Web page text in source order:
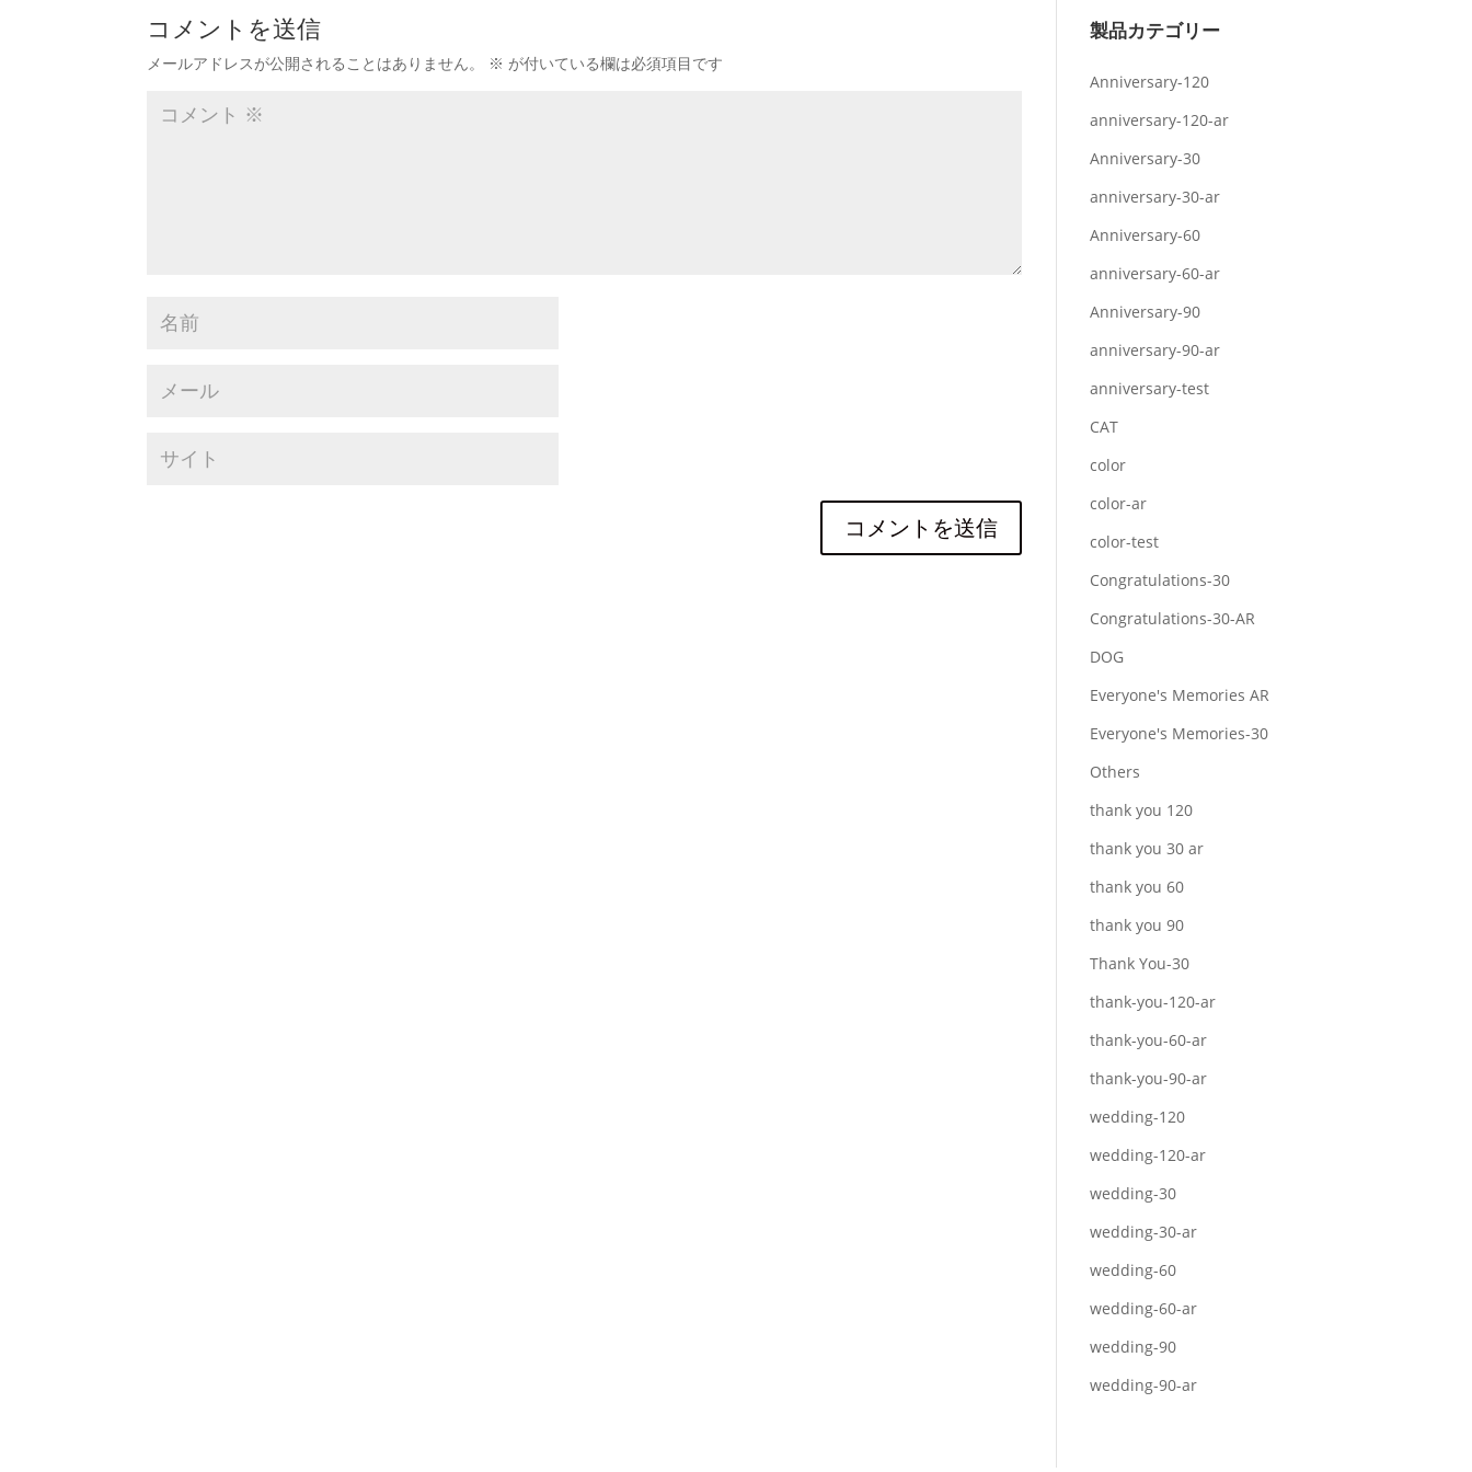
コメントを送信
メールアドレスが公開されることはありません。 ※ が付いている欄は必須項目です
製品カテゴリー
Anniversary-120
anniversary-120-ar
Anniversary-30
anniversary-30-ar
Anniversary-60
anniversary-60-ar
Anniversary-90
anniversary-90-ar
anniversary-test
CAT
color
color-ar
color-test
Congratulations-30
Congratulations-30-AR
DOG
Everyone's Memories AR
Everyone's Memories-30
Others
thank you 120
thank you 30 ar
thank you 60
thank you 90
Thank You-30
thank-you-120-ar
thank-you-60-ar
thank-you-90-ar
wedding-120
wedding-120-ar
wedding-30
wedding-30-ar
wedding-60
wedding-60-ar
wedding-90
wedding-90-ar